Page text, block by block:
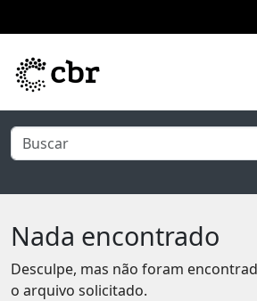
Nada encontrado
Desculpe, mas não foram
o arquivo solicitado.